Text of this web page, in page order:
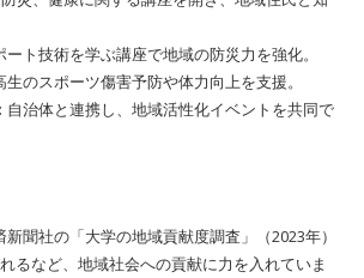
ート技術を学ぶ講座で地域の防災力を強化。
生のスポーツ傷害予防や体力向上を支援。
自治体と連携し、地域活性化イベントを共同で
聞社の「大学の地域貢献度調査」（2023年）
るなど、地域社会への貢献に力を入れていま